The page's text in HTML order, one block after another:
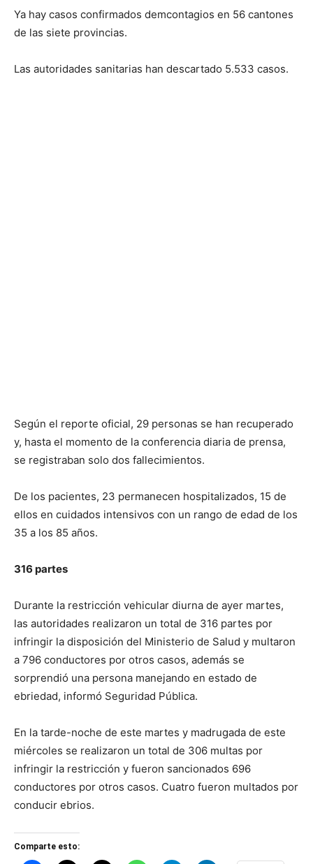
Ya hay casos confirmados demcontagios en 56 cantones
de las siete provincias.
Las autoridades sanitarias han descartado 5.533 casos.
Según el reporte oficial, 29 personas se han recuperado
y, hasta el momento de la conferencia diaria de prensa,
se registraban solo dos fallecimientos.
De los pacientes, 23 permanecen hospitalizados, 15 de
ellos en cuidados intensivos con un rango de edad de los
35 a los 85 años.
316 partes
Durante la restricción vehicular diurna de ayer martes,
las autoridades realizaron un total de 316 partes por
infringir la disposición del Ministerio de Salud y multaron
a 796 conductores por otros casos, además se
sorprendió una persona manejando en estado de
ebriedad, informó Seguridad Pública.
En la tarde-noche de este martes y madrugada de este
miércoles se realizaron un total de 306 multas por
infringir la restricción y fueron sancionados 696
conductores por otros casos. Cuatro fueron multados por
conducir ebrios.
Comparte esto: